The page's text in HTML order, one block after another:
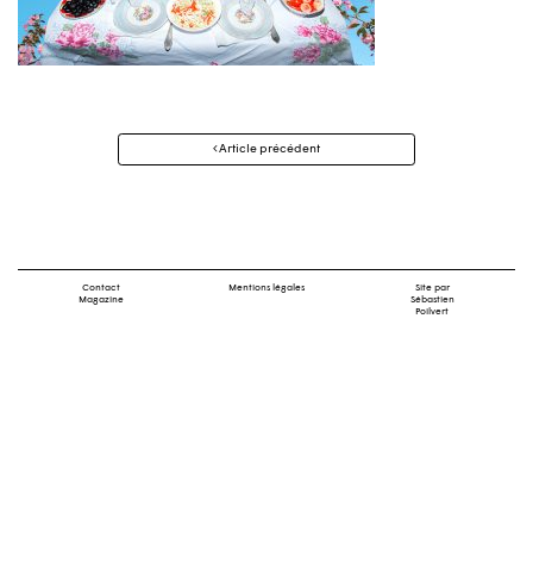
Navigation
Article précédent
Contact
Magazine
Mentions légales
Site par
Sébastien
Poilvert